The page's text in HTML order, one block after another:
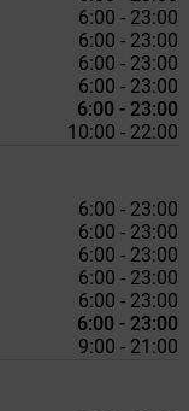
6:00 - 23:00
6:00 - 23:00
6:00 - 23:00
6:00 - 23:00
6:00 - 23:00
10:00 - 22:00
6:00 - 23:00
6:00 - 23:00
6:00 - 23:00
6:00 - 23:00
6:00 - 23:00
6:00 - 23:00
9:00 - 21:00